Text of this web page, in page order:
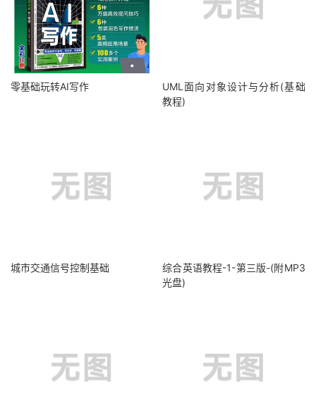
零基础玩转AI写作
UML面向对象设计与分析(基础
教程)
城市交通信号控制基础
综合英语教程-1-第三版-(附MP3
光盘)